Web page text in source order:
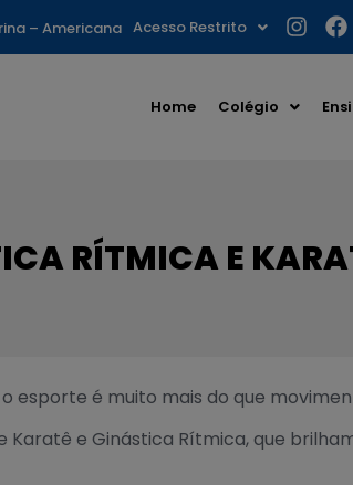
– Americana Acesso Restrito
Home Colégio
RÍTMICA E
esporte é muito mais do que
Karatê e Ginástica Rítmica, que